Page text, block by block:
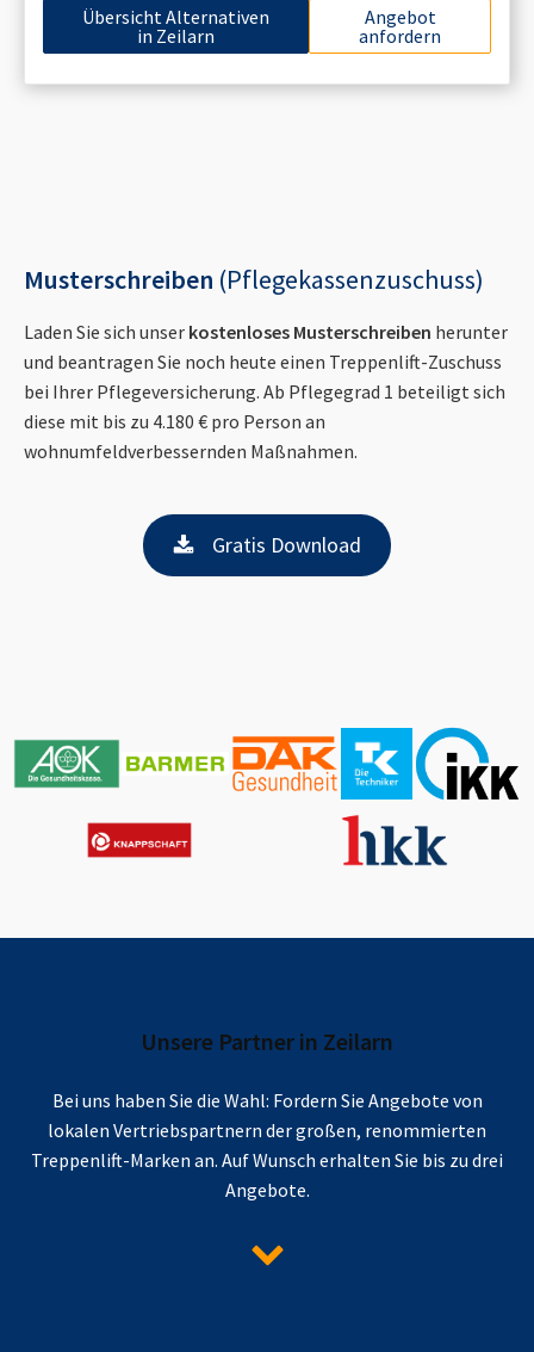
Übersicht Alternativen
in Zeilarn
Angebot
anfordern
Musterschreiben (Pflegekassenzuschuss)
Laden Sie sich unser kostenloses Musterschreiben herunter
und beantragen Sie noch heute einen Treppenlift-Zuschuss
bei Ihrer Pflegeversicherung. Ab Pflegegrad 1 beteiligt sich
diese mit bis zu 4.180 € pro Person an
wohnumfeldverbessernden Maßnahmen.
Gratis Download
Unsere Partner in Zeilarn
Bei uns haben Sie die Wahl: Fordern Sie Angebote von
lokalen Vertriebspartnern der großen, renommierten
Treppenlift-Marken an. Auf Wunsch erhalten Sie bis zu drei
Angebote.